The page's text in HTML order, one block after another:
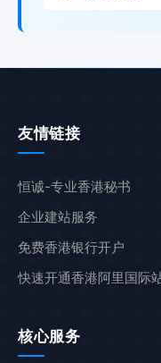
友情链接
恒诚-专业香港秘书
企业建站服务
免费香港银行开户
快速开通香港阿里国际
核心服务